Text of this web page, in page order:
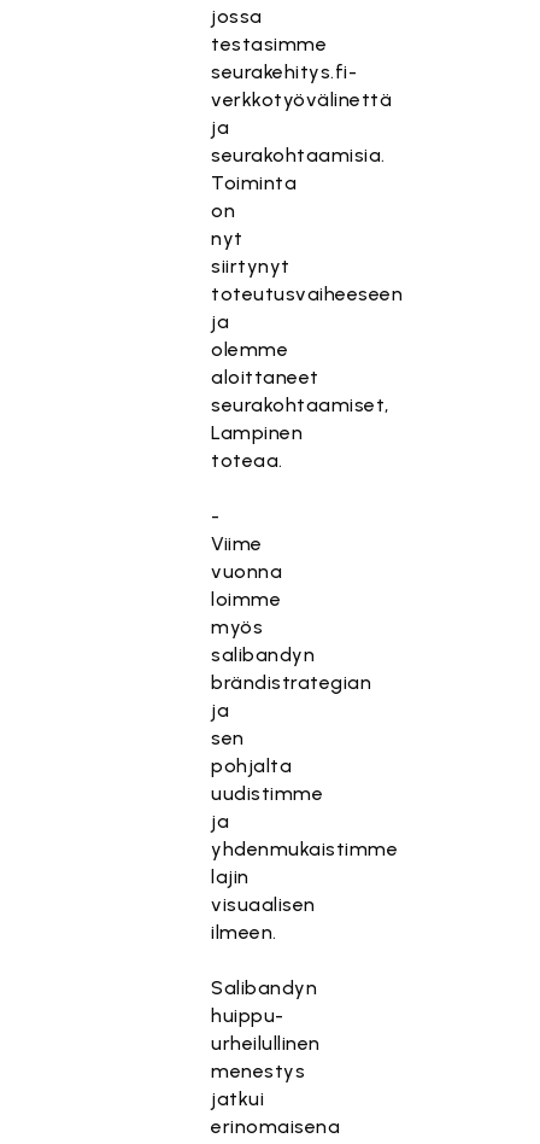
jossa
testasimme
seurakehitys.fi-
verkkotyövälinettä
ja
seurakohtaamisia.
Toiminta
on
nyt
siirtynyt
toteutusvaiheeseen
ja
olemme
aloittaneet
seurakohtaamiset,
Lampinen
toteaa.
-
Viime
vuonna
loimme
myös
salibandyn
brändistrategian
ja
sen
pohjalta
uudistimme
ja
yhdenmukaistimme
lajin
visuaalisen
ilmeen.
Salibandyn
huippu-
urheilullinen
menestys
jatkui
erinomaisena